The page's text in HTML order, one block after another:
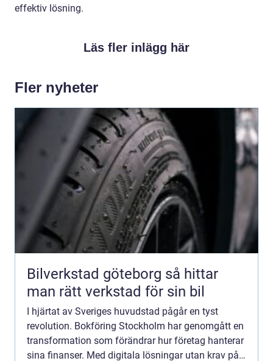
effektiv lösning.
Läs fler inlägg här
Fler nyheter
Bilverkstad göteborg så hittar
man rätt verkstad för sin bil
I hjärtat av Sveriges huvudstad pågår en tyst
revolution. Bokföring Stockholm har genomgått en
transformation som förändrar hur företag hanterar
sina finanser. Med digitala lösningar utan krav på